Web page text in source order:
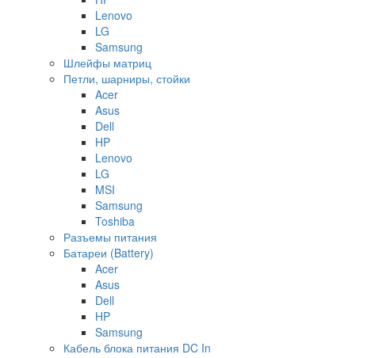
Lenovo
LG
Samsung
Шлейфы матриц
Петли, шарниры, стойки
Acer
Asus
Dell
HP
Lenovo
LG
MSI
Samsung
Toshiba
Разъемы питания
Батареи (Battery)
Acer
Asus
Dell
HP
Samsung
Кабель блока питания DC In